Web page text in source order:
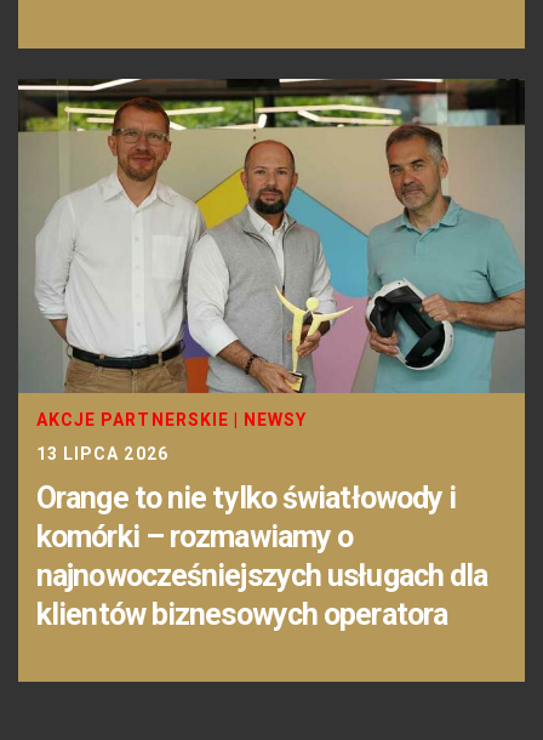
AKCJE PARTNERSKIE
NEWSY
13 LIPCA 2026
Orange to nie tylko światłowody i
komórki – rozmawiamy o
najnowocześniejszych usługach dla
klientów biznesowych operatora